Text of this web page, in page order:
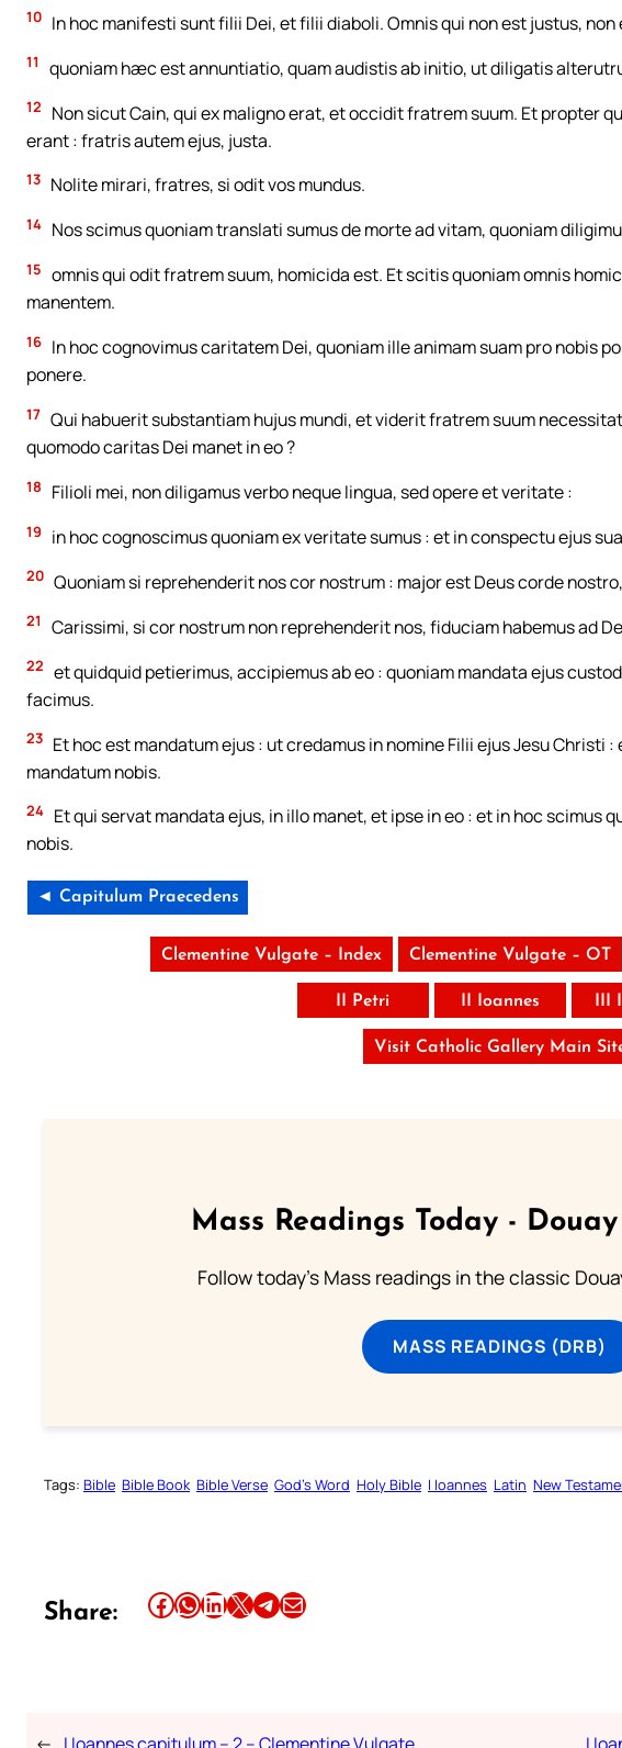
10 In hoc manifesti sunt filii Dei, et filii diaboli. Omnis qui non est justus,
11 quoniam hæc est annuntiatio, quam audistis ab initio, ut diligatis
12
Non sicut Cain, qui ex maligno erat, et occidit fratrem suum. Et propter
erant : fratris autem ejus, justa.
13 Nolite mirari, fratres, si odit vos mundus.
14 Nos scimus quoniam translati sumus de morte ad vitam, quoniam
15 omnis qui odit fratrem suum, homicida est. Et scitis quoniam omnis
manentem.
16 In hoc cognovimus caritatem Dei, quoniam ille animam suam pro nobis
ponere.
17 Qui habuerit substantiam hujus mundi, et viderit fratrem suum
quomodo caritas Dei manet in eo ?
18 Filioli mei, non diligamus verbo neque lingua, sed opere et veritate :
19 in hoc cognoscimus quoniam ex veritate sumus : et in conspectu ejus
20 Quoniam si reprehenderit nos cor nostrum : major est Deus corde
21 Carissimi, si cor nostrum non reprehenderit nos, fiduciam habemus ad
22 et quidquid petierimus, accipiemus ab eo : quoniam mandata ejus
facimus.
23 Et hoc est mandatum ejus : ut credamus in nomine Filii ejus Jesu
mandatum nobis.
24 Et qui servat mandata ejus, in illo manet, et ipse in eo : et in hoc scimus
nobis.
◄ Capitulum Praecedens
Clementine Vulgate – Index Clementine Vulgate – OT
II Petri II Ioannes III
Visit Catholic Gallery Main
Mass Readings Today -
Follow today's Mass readings in the classic
MASS READINGS (DRB)
Tags: Bible Bible Book Bible Verse God’s Word Holy Bible I Ioannes Latin New
Share: Share this article on Facebook Share this article on WhatsApp Share this article on LinkedIn Share this article on X Share this article on TelegramEmail this Article